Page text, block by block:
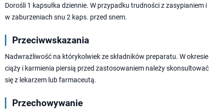
Dorośli 1 kapsułka dziennie. W przypadku trudności z zasypianiem i
w zaburzeniach snu 2 kaps. przed snem.
Przeciwwskazania
Nadwrażliwość na którykolwiek ze składników preparatu. W okresie
ciąży i karmienia piersią przed zastosowaniem należy skonsultować
się z lekarzem lub farmaceutą.
Przechowywanie